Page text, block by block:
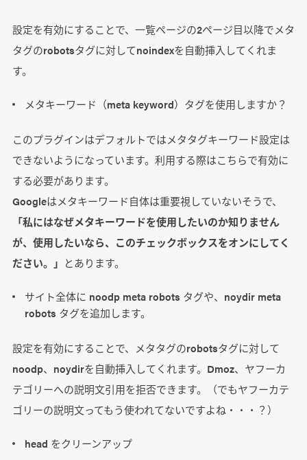
設定を有効にすることで、一覧ページの2ページ目以降でメタ
タグのrobotsタグに対してnoindexを自動挿入してくれま
す。
メタキーワード（meta keyword）タグを使用しますか？
このプラグインはデフォルトではメタタグキーワード設定は
できないようになっています。利用する際はこちらで有効に
する必要があります。
Googleはメタキーワード自体は重要視していないそうで、
「私にはなぜメタキーワードを使用したいのか知りません
が、使用したいなら、このチェックボックスをオンにしてく
ださい。」 とあります。
サイト全体に noodp meta robots タグや、noydir meta
robots タグを追加します。
設定を有効にすることで、メタタグのrobotsタグに対して
noodp、noydirを自動挿入してくれます。Dmoz、ヤフーカ
テゴリーへの説明文引用を拒否できます。（でもヤフーカテ
ゴリーの説明文ってもう使われてないですよね・・・？）
head をクリーンアップ